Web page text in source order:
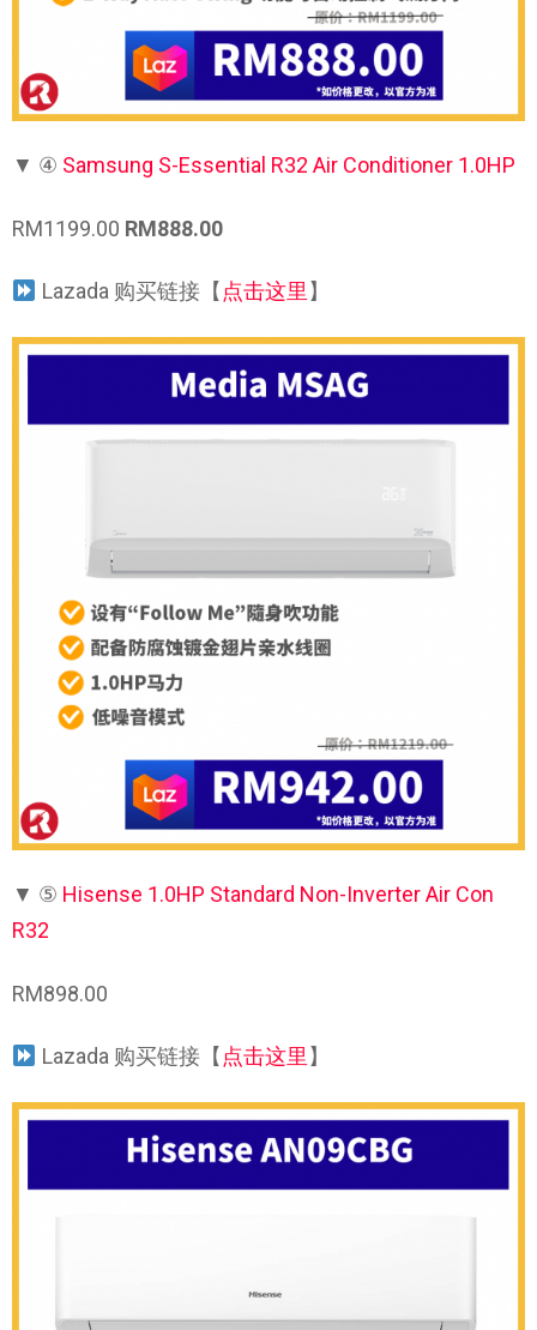
▼ ④ Samsung S-Essential R32 Air Conditioner 1.0HP
RM1199.00 RM888.00
Lazada 购买链接【 点击这里 】
▼ ⑤ Hisense 1.0HP Standard Non-Inverter Air Con
R32
RM898.00
Lazada 购买链接【 点击这里 】